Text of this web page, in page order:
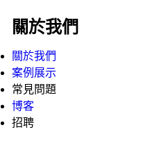
關於我們
關於我們
案例展示
常見問題
博客
招聘